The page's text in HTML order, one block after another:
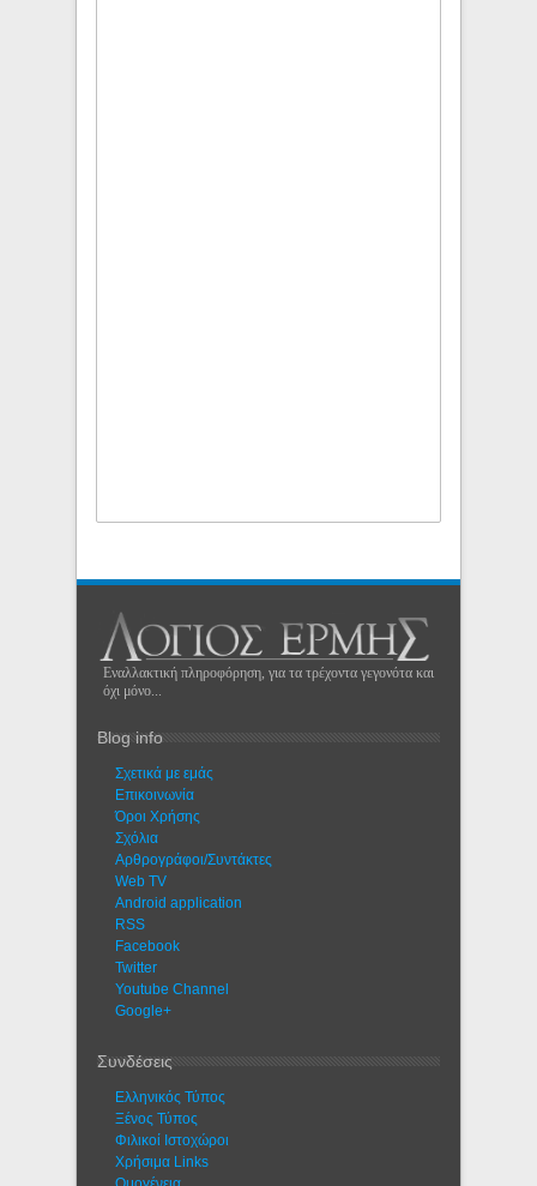
Εναλλακτική πληροφόρηση, για τα τρέχοντα γεγονότα και
όχι μόνο...
Blog info
Σχετικά με εμάς
Eπικοινωνία
Όροι Χρήσης
Σχόλια
Αρθρογράφοι/Συντάκτες
Web TV
Android application
RSS
Facebook
Twitter
Youtube Channel
Google+
Συνδέσεις
Ελληνικός Τύπος
Ξένος Τύπος
Φιλικοί Ιστοχώροι
Χρήσιμα Links